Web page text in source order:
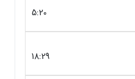
5:20
18:29